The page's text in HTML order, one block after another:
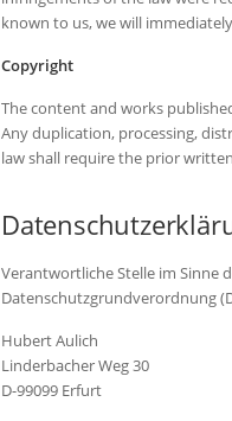
known to us, we will
Copyright
The content and works
Any duplication, processing,
law shall require the prior
Verantwortliche Stelle im Sinne
Datenschutzgrundverordnung
Hubert Aulich
Linderbacher Weg 30
D-99099 Erfurt